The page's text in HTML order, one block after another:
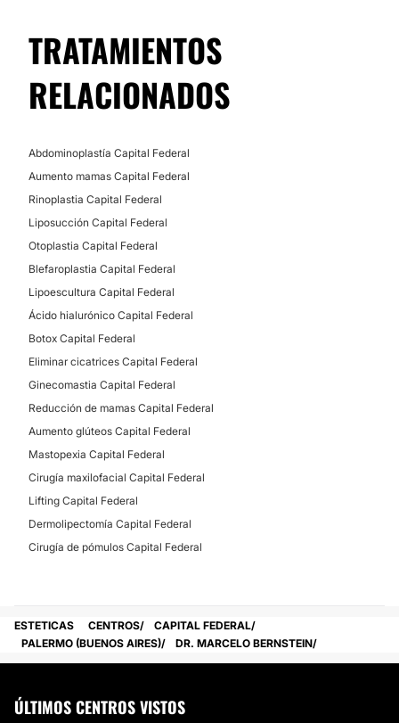
TRATAMIENTOS
RELACIONADOS
Abdominoplastía Capital Federal
Aumento mamas Capital Federal
Rinoplastia Capital Federal
Liposucción Capital Federal
Otoplastia Capital Federal
Blefaroplastia Capital Federal
Lipoescultura Capital Federal
Ácido hialurónico Capital Federal
Botox Capital Federal
Eliminar cicatrices Capital Federal
Ginecomastia Capital Federal
Reducción de mamas Capital Federal
Aumento glúteos Capital Federal
Mastopexia Capital Federal
Cirugía maxilofacial Capital Federal
Lifting Capital Federal
Dermolipectomía Capital Federal
Cirugía de pómulos Capital Federal
ESTETICAS CENTROS
CAPITAL FEDERAL
PALERMO (BUENOS AIRES)
DR. MARCELO BERNSTEIN
ÚLTIMOS CENTROS VISTOS